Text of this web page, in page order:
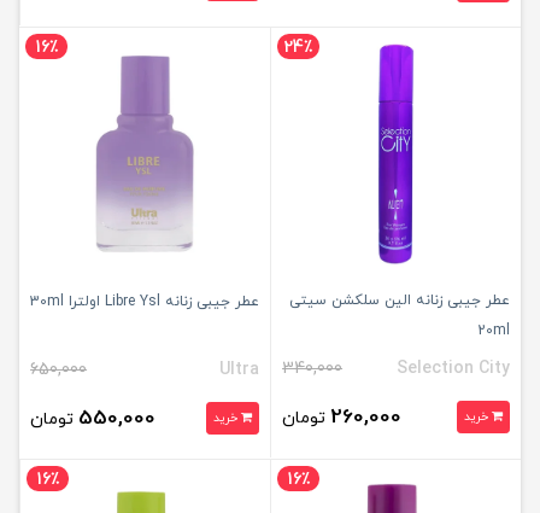
24٪
عطر جیبی زنانه الین سلکشن سیتی
20ml
Selection City
340,000
خرید 260,000 تومان
16٪
عطر جیبی زنانه Libre Ysl اولترا 30ml
Ultra
650,000
خرید 550,000 تومان
16٪ 16٪